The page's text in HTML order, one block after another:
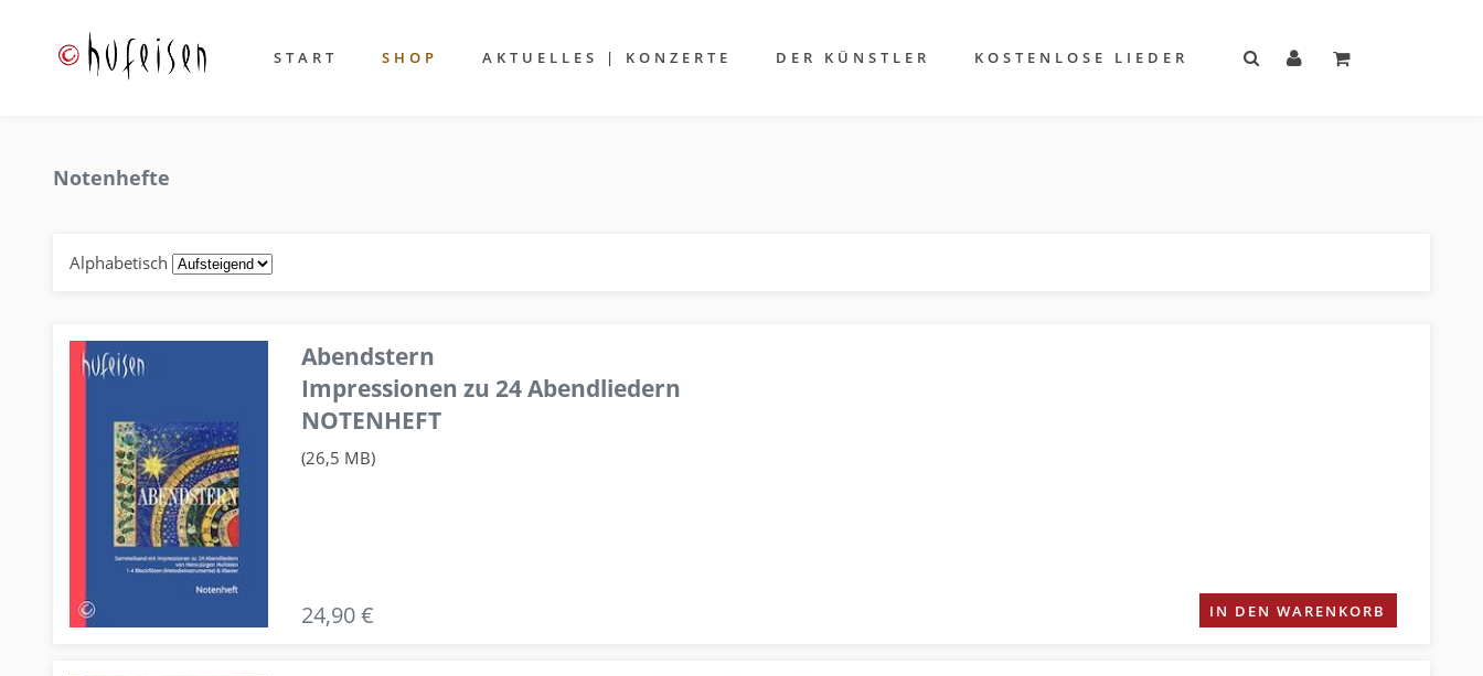
START SHOP AKTUELLES | KONZERTE DER KÜNSTLER KOSTENLOSE LIEDER
Notenhefte
Alphabetisch
Abendstern
Impressionen zu 24 Abendliedern
NOTENHEFT
(26,5 MB)
24,90 € IN DEN WARENKORB